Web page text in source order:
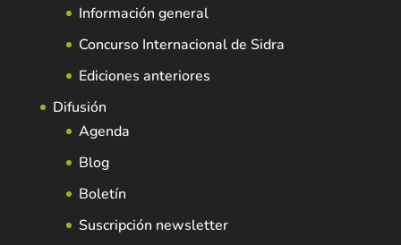
Información general
Concurso Internacional de Sidra
Ediciones anteriores
Difusión
Agenda
Blog
Boletín
Suscripción newsletter